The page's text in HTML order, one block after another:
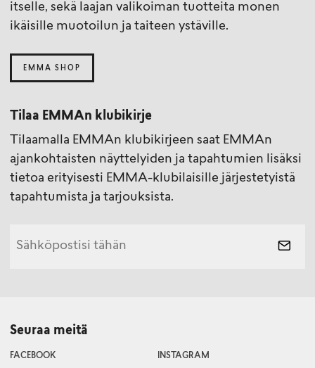
itselle, sekä laajan valikoiman tuotteita monen
ikäisille muotoilun ja taiteen ystäville.
EMMA SHOP
Tilaa EMMAn klubikirje
Tilaamalla EMMAn klubikirjeen saat EMMAn
ajankohtaisten näyttelyiden ja tapahtumien lisäksi
tietoa erityisesti EMMA-klubilaisille järjestetyistä
tapahtumista ja tarjouksista.
Seuraa meitä
FACEBOOK
INSTAGRAM